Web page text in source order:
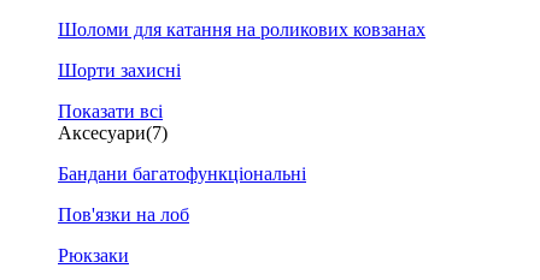
Шоломи для катання на роликових ковзанах
Шорти захисні
Показати всі
Аксесуари(7)
Бандани багатофункціональні
Пов'язки на лоб
Рюкзаки